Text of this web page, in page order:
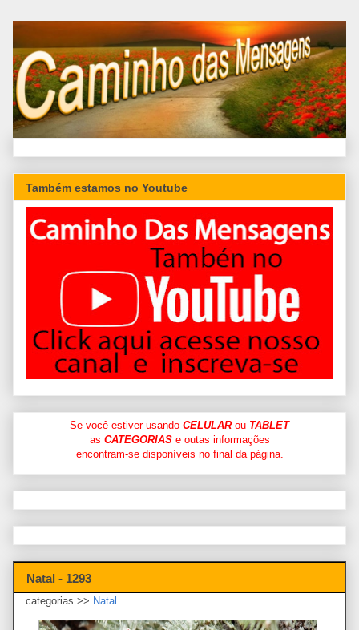
Também estamos no Youtube
Se você estiver usando CELULARou TABLET
as CATEGORIASe outas informações
encontram-se disponíveis no final da página.
Natal - 1293
categorias >> Natal